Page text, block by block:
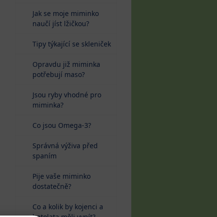
Jak se moje miminko
naučí jíst lžičkou?
Tipy týkající se skleniček
Opravdu již miminka
potřebují maso?
Jsou ryby vhodné pro
miminka?
Co jsou Omega-3?
Správná výživa před
spaním
Pije vaše miminko
dostatečně?
Co a kolik by kojenci a